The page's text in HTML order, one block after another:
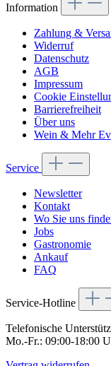
Information
Zahlung &
Widerruf
Datenschutz
AGB
Impressum
Cookie
Barrierefreiheit
Über uns
Wein & Mehr
Service
Newsletter
Kontakt
Wo Sie uns
Jobs
Gastronomie
Ankauf
FAQ
Service-Hotline
Telefonische
Mo.-Fr.: 09:00-18:00